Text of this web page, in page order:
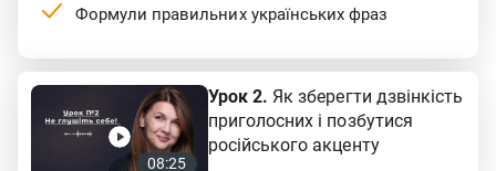
Формули правильних українських фраз
08:25
Урок 2. Як зберегти дзвінкість
приголосних і позбутися
російського акценту